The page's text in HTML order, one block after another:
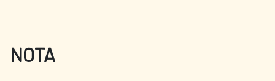
NOTA